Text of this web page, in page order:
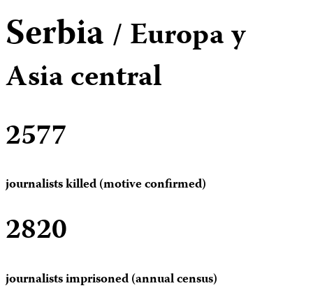
Serbia / Europa y
Asia central
2577
journalists killed (motive confirmed)
2820
journalists imprisoned (annual census)